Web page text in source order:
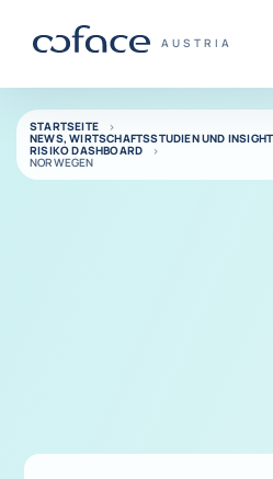
COFACE FOR
AUSTRIA
Zurück zur Startseite
STARTSEITE
NEWS, WIRTSCHAFTSSTUDIEN UND
RISIKO DASHBOARD
NORWEGEN